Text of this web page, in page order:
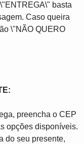
basta
Caso queira
\"NÃO QUERO
preencha o CEP
opções disponíveis.
do seu presente,